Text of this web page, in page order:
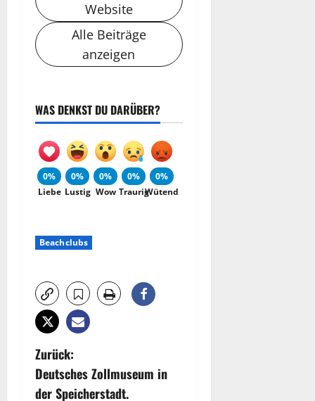
Website
Alle Beiträge
anzeigen
WAS DENKST DU DARÜBER?
0%
Liebe
0%
Lustig
0%
Wow
0%
Traurig
0%
Wütend
Beachclubs
B
e
Zurück:
Deutsches Zollmuseum in
der Speicherstadt.